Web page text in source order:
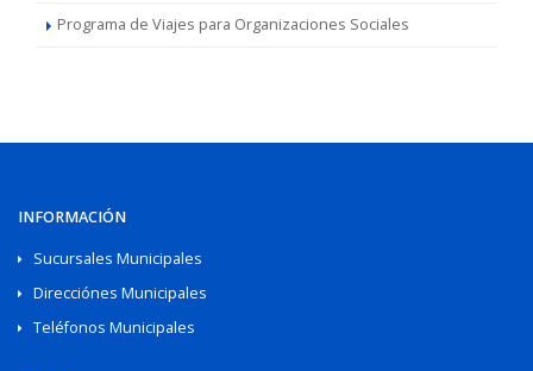
Programa de Viajes para Organizaciones Sociales
INFORMACIÓN
Sucursales Municipales
Direcciónes Municipales
Teléfonos Municipales